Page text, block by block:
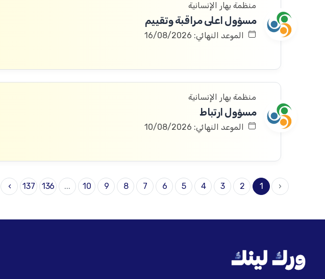
منظمة بهار الإنسانية
مسؤول اعلى مراقبة وتقييم
الموعد النهائي: 16/08/2026
منظمة بهار الإنسانية
مسؤول ارتباط
الموعد النهائي: 10/08/2026
‹
1
2
3
4
5
6
7
8
9
10
...
136
137
›